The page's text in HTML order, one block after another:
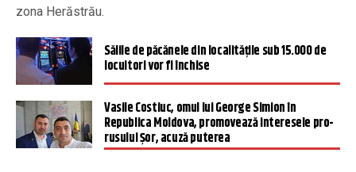
zona Herăstrău.
Sălile de păcănele din localitățile sub 15.000 de
locuitori vor fi închise
Vasile Costiuc, omul lui George Simion în
Republica Moldova, promovează interesele pro-
rusului Șor, acuză puterea